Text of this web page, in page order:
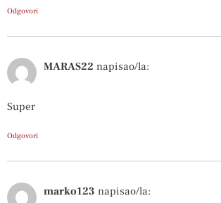
Odgovori
MARAS22 napisao/la:
Super
Odgovori
marko123 napisao/la: